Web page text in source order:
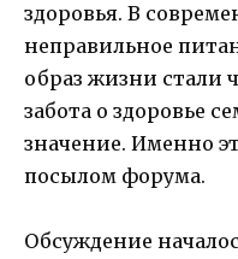
здоровья. В
неправильное
образ жизни стали
забота о здоровье
значение. Именно
посылом форума.
Обсуждение